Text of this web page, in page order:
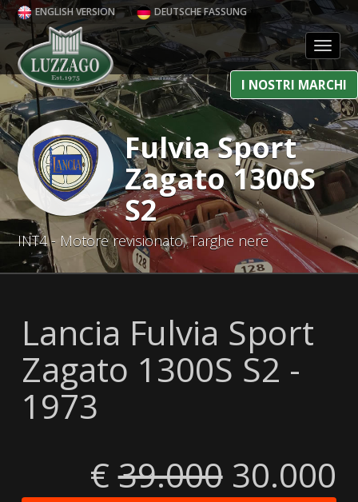
ENGLISH VERSION DEUTSCHE FASSUNG
I NOSTRI MARCHI
Fulvia Sport
Zagato 1300S
S2
INT4 - Motore revisionato, Targhe nere
Lancia Fulvia Sport
Zagato 1300S S2 -
1973
€39.00030.000